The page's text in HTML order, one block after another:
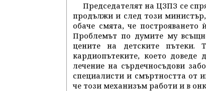
Председателят на ЦЗПЗ се
продължи и след този
обаче смята, че
Проблемът по думите му
цените на детските пътеки.
кардиопътеките, което
лечение на сърдечносъдови
специалисти и смъртността от
че този механизъм работи и в